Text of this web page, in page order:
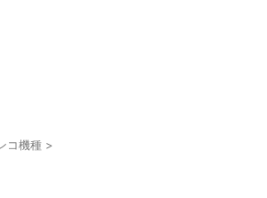
コ機種 >